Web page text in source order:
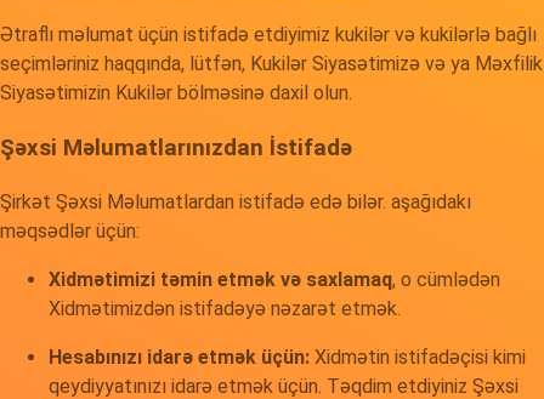
Ətraflı məlumat üçün istifadə etdiyimiz kukilər və kukilərlə bağlı
seçimləriniz haqqında, lütfən, Kukilər Siyasətimizə və ya Məxfilik
Siyasətimizin Kukilər bölməsinə daxil olun.
Şəxsi Məlumatlarınızdan İstifadə
Şirkət Şəxsi Məlumatlardan istifadə edə bilər. aşağıdakı
məqsədlər üçün:
Xidmətimizi təmin etmək və saxlamaq, o cümlədən
Xidmətimizdən istifadəyə nəzarət etmək.
Hesabınızı idarə etmək üçün: Xidmətin istifadəçisi kimi
qeydiyyatınızı idarə etmək üçün. Təqdim etdiyiniz Şəxsi